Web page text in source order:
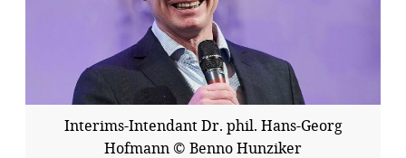
Interims-Intendant Dr. phil. Hans-Georg
Hofmann © Benno Hunziker